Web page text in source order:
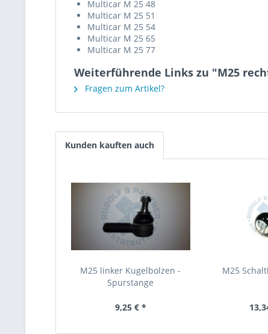
Multicar M 25 48
Multicar M 25 51
Multicar M 25 54
Multicar M 25 65
Multicar M 25 77
Weiterführende Links zu "M25
Fragen zum Artikel?
Kunden kauften auch
M25 linker Kugelbolzen -
Spurstange
9,25 € *
M25